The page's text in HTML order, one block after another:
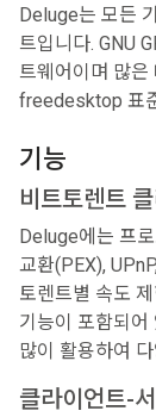
Deluge는 모든
트입니다. GNU
트웨어이며 많은
freedesktop 표
기능
비트토렌트
Deluge에는 프
교환(PEX),
토렌트별 속도
기능이 포함되
많이 활용하여
클라이언트-